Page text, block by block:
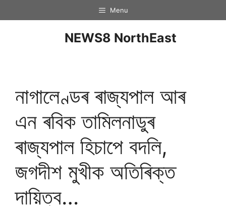
Menu
NEWS8 NorthEast
নাগালেণ্ডৰ ৰাজ্যপাল আৰ
এন ৰবিক তামিলনাডুৰ
ৰাজ্যপাল হিচাপে বদলি,
জগদীশ মুখীক অতিৰিক্ত
দায়িত্ব…